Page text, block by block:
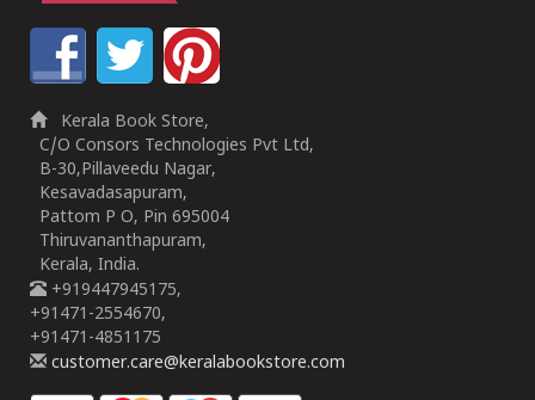
Kerala Book Store,
C/O Consors Technologies Pvt Ltd,
B-30,Pillaveedu Nagar,
Kesavadasapuram,
Pattom P O, Pin 695004
Thiruvananthapuram,
Kerala, India.
+919447945175,
+91471-2554670,
+91471-4851175
customer.care@keralabookstore.com